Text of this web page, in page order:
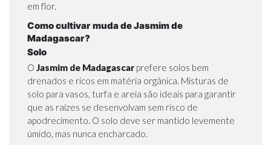
em flor.
Como cultivar muda de Jasmim de
Madagascar?
Solo
O Jasmim de Madagascarprefere solos bem
drenados e ricos em matéria orgânica. Misturas de
solo para vasos, turfa e areia são ideais para garantir
que as raízes se desenvolvam sem risco de
apodrecimento. O solo deve ser mantido levemente
úmido, mas nunca encharcado.